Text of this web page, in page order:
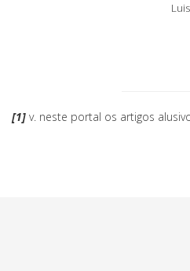
[1] v. neste portal os artigos